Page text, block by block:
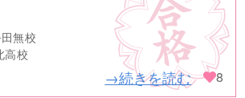
無校
高校
→続きを読む 8